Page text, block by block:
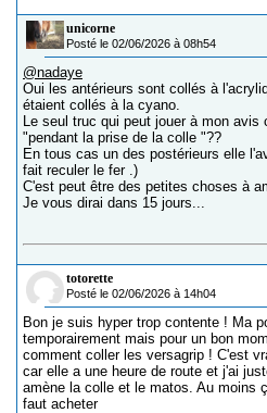
unicorne
Posté le 02/06/2026 à 08h54
@nadaye
Oui les antérieurs sont collés à
étaient collés à la cyano.
Le seul truc qui peut jouer à mon avis
"pendant la prise de la colle "??
En tous cas un des postérieurs elle
fait reculer le fer .)
C'est peut être des petites choses à
Je vous dirai dans 15 jours...
totorette
Posté le 02/06/2026 à 14h04
Bon je suis hyper trop contente ! Ma
temporairement mais pour un bon
comment coller les versagrip ! C'est
car elle a une heure de route et j'ai
amène la colle et le matos. Au moins
faut acheter